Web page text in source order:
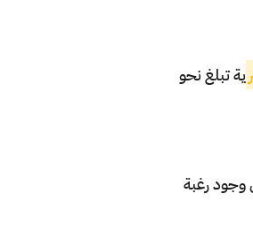
ية تبلغ نحو
وجود رغبة